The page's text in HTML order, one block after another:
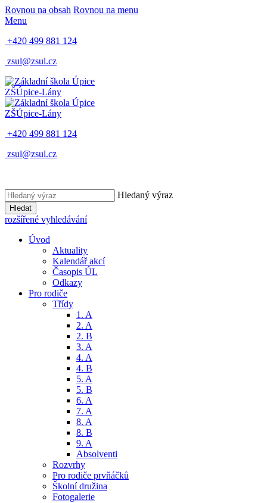
Rovnou na obsah Rovnou na menu
Menu
+420 499 881 124
zsul@zsul.cz
ZŠÚpice-Lány
ZŠÚpice-Lány
+420 499 881 124
zsul@zsul.cz
Hledaný výraz
Hledat
rozšířené vyhledávání
Úvod
Aktuality
Kalendář akcí
Časopis ÚL
Odkazy
Pro rodiče
Třídy
1. A
2. A
2. B
3. A
4. A
4. B
5. A
5. B
6. A
7. A
8. A
8. B
9. A
Absolventi
Rozvrhy
Pro rodiče prvňáčků
Školní družina
Fotogalerie